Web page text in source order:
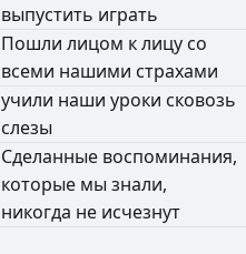
выпустить играть
Пошли лицом клицу со
всеми нашими страхами
учили наши уроки сковозь
слезы
Сделанные воспоминания,
которые мы знали,
никогда не исчезнут